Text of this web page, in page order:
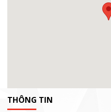
THÔNG TIN